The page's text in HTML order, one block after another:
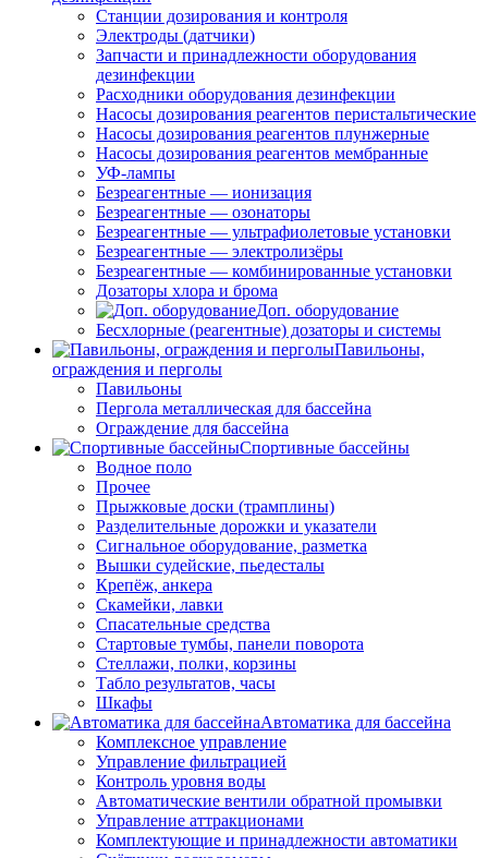
Станции дозирования и контроля
Электроды (датчики)
Запчасти и принадлежности оборудования
дезинфекции
Расходники оборудования дезинфекции
Насосы дозирования реагентов перистальтические
Насосы дозирования реагентов плунжерные
Насосы дозирования реагентов мембранные
УФ-лампы
Безреагентные — ионизация
Безреагентные — озонаторы
Безреагентные — ультрафиолетовые установки
Безреагентные — электролизёры
Безреагентные — комбинированные установки
Дозаторы хлора и брома
Доп. оборудование
Бесхлорные (реагентные) дозаторы и системы
Павильоны,
ограждения и перголы
Павильоны
Пергола металлическая для бассейна
Ограждение для бассейна
Спортивные бассейны
Водное поло
Прочее
Прыжковые доски (трамплины)
Разделительные дорожки и указатели
Cигнальное оборудование, разметка
Вышки судейские, пьедесталы
Крепёж, анкера
Скамейки, лавки
Спасательные средства
Стартовые тумбы, панели поворота
Стеллажи, полки, корзины
Табло результатов, часы
Шкафы
Автоматика для бассейна
Комплексное управление
Управление фильтрацией
Контроль уровня воды
Автоматические вентили обратной промывки
Управление аттракционами
Комплектующие и принадлежности автоматики